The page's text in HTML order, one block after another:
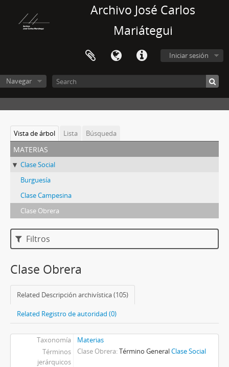
Archivo José Carlos
Mariátegui
Iniciar sesión
Navegar
Vista de árbol Lista Búsqueda
materias
Clase Social
Burguesía
Clase Campesina
Clase Obrera
Filtros
Clase Obrera
Related Descripción archivística (105)
Related Registro de autoridad (0)
Taxonomía
Materias
Términos
jerárquicos
Clase Obrera Término GeneralClase Social